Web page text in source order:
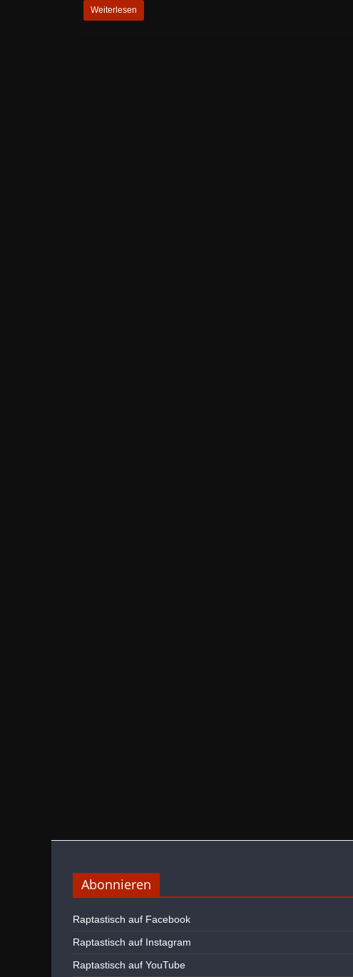
Weiterlesen
Abonnieren
Raptastisch auf Facebook
Raptastisch auf Instagram
Raptastisch auf YouTube